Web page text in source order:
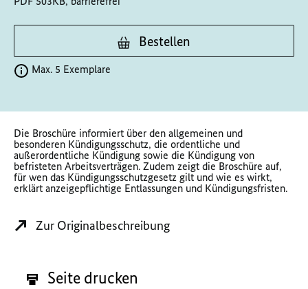
Bestellen
Max. 5 Exemplare
Die Broschüre informiert über den allgemeinen und
besonderen Kündigungsschutz, die ordentliche und
außerordentliche Kündigung sowie die Kündigung von
befristeten Arbeitsverträgen. Zudem zeigt die Broschüre auf,
für wen das Kündigungsschutzgesetz gilt und wie es wirkt,
erklärt anzeigepflichtige Entlassungen und Kündigungsfristen.
Zur Originalbeschreibung
Seite drucken